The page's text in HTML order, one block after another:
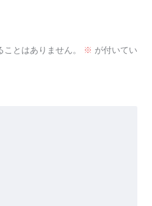
とはありません。 ※ が付いてい